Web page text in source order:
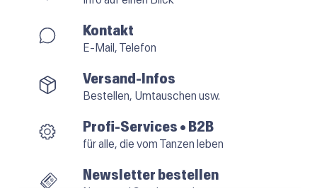
Kontakt
E-Mail, Telefon
Versand-Infos
Bestellen, Umtauschen usw.
Profi-Services • B2B
für alle, die vom Tanzen leben
Newsletter bestellen